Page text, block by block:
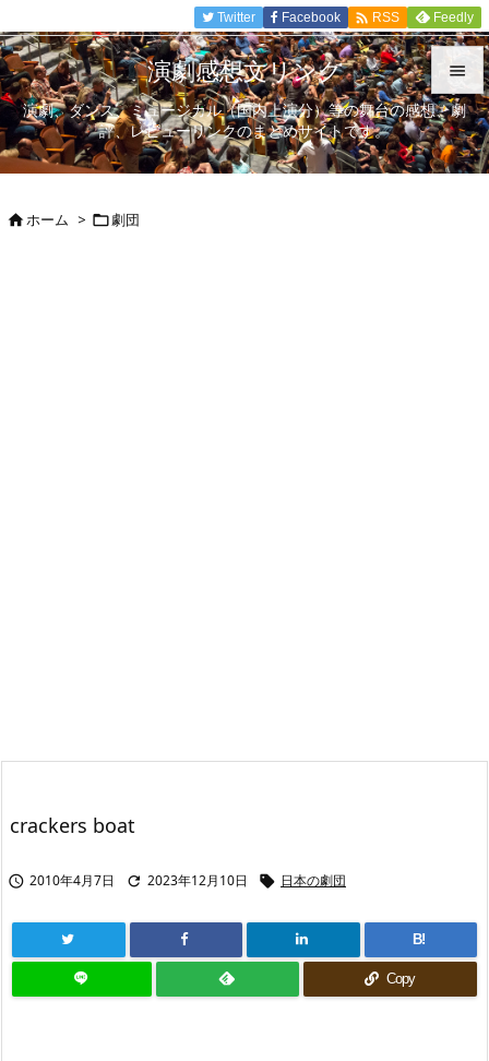


メニュ

Twitter Facebook  RSS Feedly
演劇感想文リンク
演劇、ダンス、ミュージカル（国内上演分）等の舞台の感想、劇
評、レビューリンクのまとめサイトです。
ホーム > 劇団
crackers boat
 2010年4月7日  2023年12月10日  日本の劇団
B!
Copy